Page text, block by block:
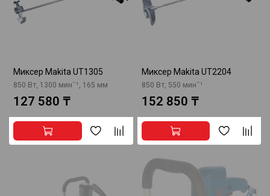
Миксер Makita UT1305
850 Вт, 1300 минˉ¹, 165 мм
127 580 ₸
Миксер Makita UT2204
850 Вт, 550 минˉ¹
152 850 ₸